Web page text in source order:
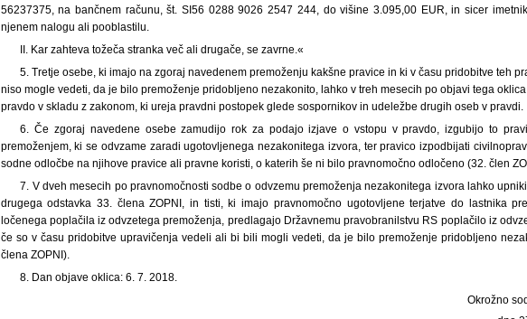
56237375, na bančnem računu, št. SI56 0288 9026 2547 244, do višine 3.095,00 EUR, in sicer
njenem nalogu ali pooblastilu.
II. Kar zahteva tožeča stranka več ali drugače, se zavrne.«
5. Tretje osebe, ki imajo na zgoraj navedenem premoženju kakšne pravice in ki v času pridobitve teh
niso mogle vedeti, da je bilo premoženje pridobljeno nezakonito, lahko v treh mesecih po objavi tega
pravdo v skladu z zakonom, ki ureja pravdni postopek glede sospornikov in udeležbe drugih oseb v pravdi.
6. Če zgoraj navedene osebe zamudijo rok za podajo izjave o vstopu v pravdo, izgubijo to
premoženjem, ki se odvzame zaradi ugotovljenega nezakonitega izvora, ter pravico izpodbijati
sodne odločbe na njihove pravice ali pravne koristi, o katerih še ni bilo pravnomočno odločeno (32. člen
7. V dveh mesecih po pravnomočnosti sodbe o odvzemu premoženja nezakonitega izvora lahko
drugega odstavka 33. člena ZOPNI, in tisti, ki imajo pravnomočno ugotovljene terjatve do lastnika
ločenega poplačila iz odvzetega premoženja, predlagajo Državnemu pravobranilstvu RS poplačilo iz
če so v času pridobitve upravičenja vedeli ali bi bili mogli vedeti, da je bilo premoženje pridobljeno
člena ZOPNI).
8. Dan objave oklica: 6. 7. 2018.
Okrožno